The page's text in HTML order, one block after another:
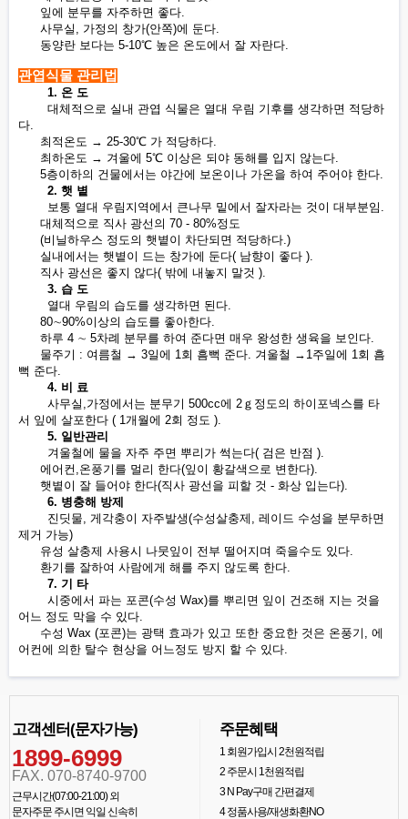
잎에 분무를 자주하면 좋다.
사무실, 가정의 창가(안쪽)에 둔다.
동양란 보다는 5-10℃ 높은 온도에서 잘 자란다.
관엽식물 관리법
1. 온 도
대체적으로 실내 관엽 식물은 열대 우림 기후를 생각하면 적당하
다.
최적온도 → 25-30℃ 가 적당하다.
최하온도 → 겨울에 5℃ 이상은 되야 동해를 입지 않는다.
5층이하의 건물에서는 야간에 보온이나 가온을 하여 주어야 한다.
2. 햇 볕
보통 열대 우림지역에서 큰나무 밑에서 잘자라는 것이 대부분임.
대체적으로 직사 광선의 70 - 80%정도
(비닐하우스 정도의 햇볕이 차단되면 적당하다.)
실내에서는 햇볕이 드는 창가에 둔다( 남향이 좋다 ).
직사 광선은 좋지 않다( 밖에 내놓지 말것 ).
3. 습 도
열대 우림의 습도를 생각하면 된다.
80∼90%이상의 습도를 좋아한다.
하루 4 ∼ 5차례 분무를 하여 준다면 매우 왕성한 생육을 보인다.
물주기 : 여름철 → 3일에 1회 흠뻑 준다. 겨울철 →1주일에 1회 흠
뻑 준다.
4. 비 료
사무실,가정에서는 분무기 500cc에 2ｇ정도의 하이포넥스를 타
서 잎에 살포한다 ( 1개월에 2회 정도 ).
5. 일반관리
겨울철에 물을 자주 주면 뿌리가 썩는다( 검은 반점 ).
에어컨,온풍기를 멀리 한다(잎이 황갈색으로 변한다).
햇볕이 잘 들어야 한다(직사 광선을 피할 것 - 화상 입는다).
6. 병충해 방제
진딧물, 게각충이 자주발생(수성살충제, 레이드 수성을 분무하면
제거 가능)
유성 살충제 사용시 나뭇잎이 전부 떨어지며 죽을수도 있다.
환기를 잘하여 사람에게 해를 주지 않도록 한다.
7. 기 타
시중에서 파는 포콘(수성 Wax)를 뿌리면 잎이 건조해 지는 것을
어느 정도 막을 수 있다.
수성 Wax (포콘)는 광택 효과가 있고 또한 중요한 것은 온풍기, 에
어컨에 의한 탈수 현상을 어느정도 방지 할 수 있다.
고객센터(문자가능)
1899-6999
FAX. 070-8740-9700
근무시간(07:00-21:00) 외
문자주문 주시면 익일 신속히
주문혜택
1회원가입시 2천원적립
2주문시 1천원적립
3N Pay구매 간편결제
4정품사용/재생화환NO